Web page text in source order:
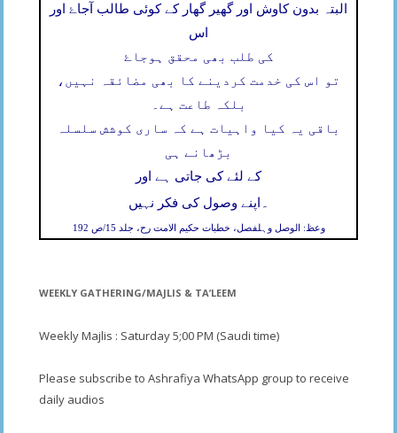
البتہ بدون کاوش اور گھیر گھار کے کوئی طالب آجاۓ اور
اس
کی طلب بھی محقق ہوجاۓ
تو اس کی خدمت کردینے کا بھی مضائقہ نہیں،
بلکہ طاعت ہے۔
باقی یہ کیا واہیات ہے کہ ساری کوشش سلسلہ
بڑھانے ہی
کے لئے کی جاتی ہے اور
اپنے وصول کی فکر نہیں ۔
وعظ: الوصل وہلفصل، خطبات حکیم الامت رح، جلد 15/ص 192
WEEKLY GATHERING/MAJLIS & TA’LEEM
Weekly Majlis : Saturday 5;00 PM (Saudi time)
Please subscribe to Ashrafiya WhatsApp group to receive
daily audios